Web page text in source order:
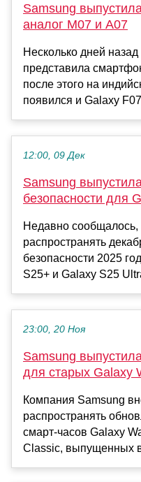
Samsung
аналог M07 и A07
Несколько дней
представила
после этого на
появился и Galaxy
12:00, 09 Дек
Samsung
безопасности для
Недавно сообщалось,
распространять
безопасности 2025
S25+ и Galaxy S25
23:00, 20 Ноя
Samsung
для старых Galaxy
Компания Samsung
распространять
смарт-часов Galaxy
Classic, выпущенных